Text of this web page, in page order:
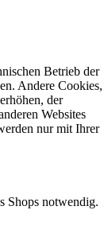
Betrieb der
Andere Cookies,
der
Websites
nur mit Ihrer
Shops notwendig.